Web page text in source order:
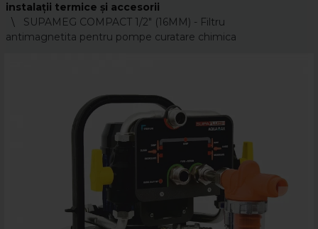
instalaţii termice şi accesorii
SUPAMEG COMPACT 1/2" (16MM) - Filtru
antimagnetita pentru pompe curatare chimica